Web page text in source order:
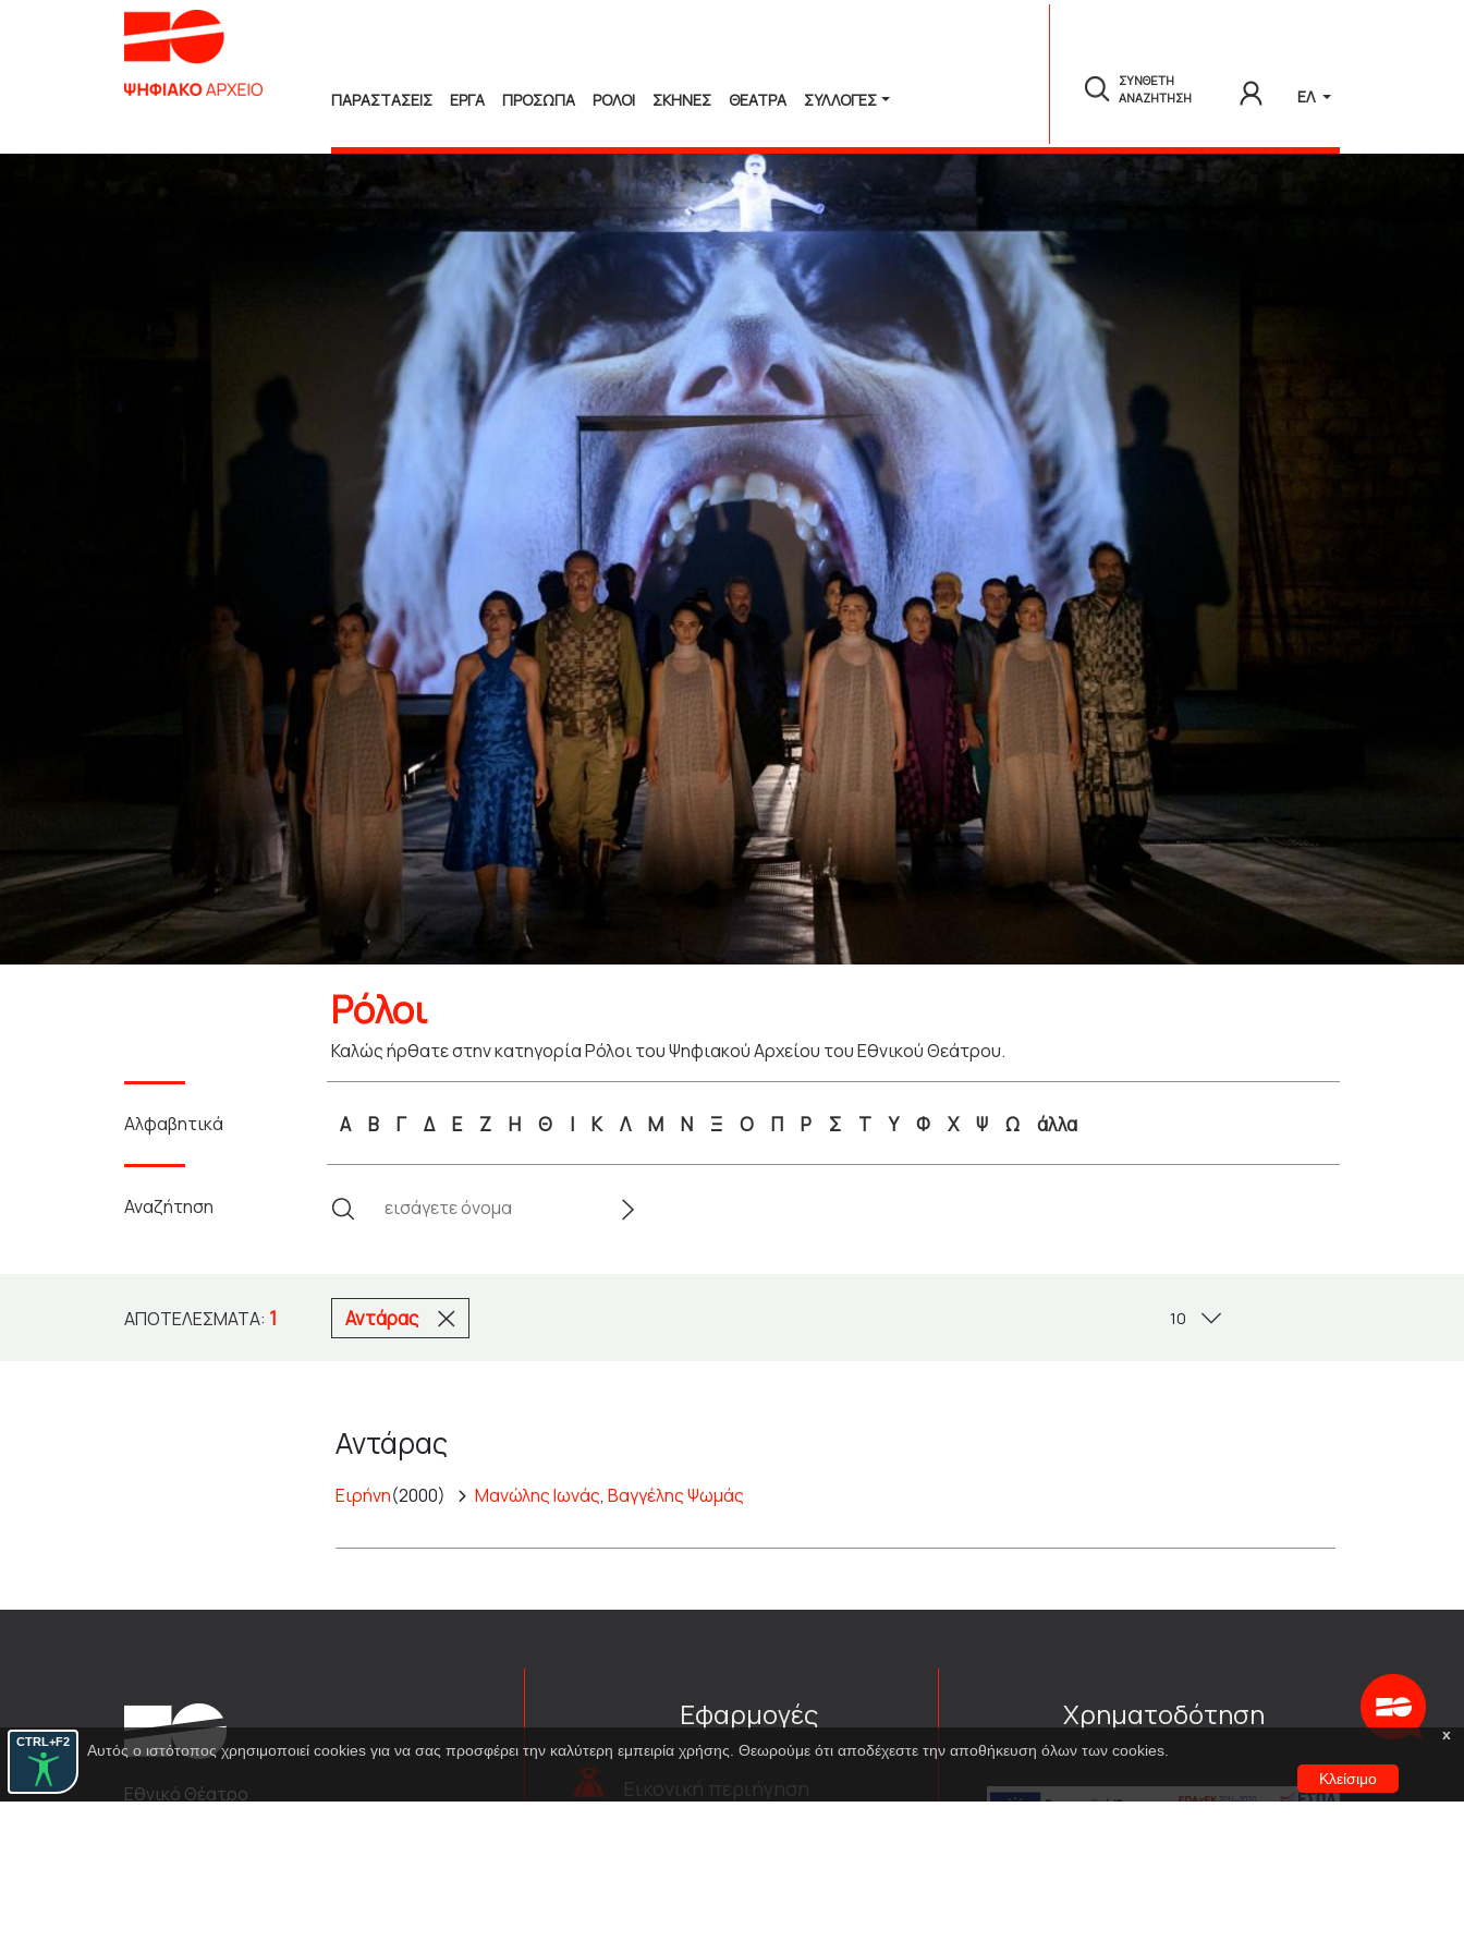
CTRL+F2
ΠΑΡΑΣΤΑΣΕΙΣ ΕΡΓΑ ΠΡΟΣΩΠΑ ΡΟΛΟΙ ΣΚΗΝΕΣ ΘΕΑΤΡΑ ΣΥΛΛΟΓΈΣ
ΣΥΝΘΕΤΗ
ΑΝΑΖΗΤΗΣΗ
ΕΛ
Ρόλοι
Καλώς ήρθατε στην κατηγορία Ρόλοι του Ψηφιακού Αρχείου του Εθνικού Θεάτρου.
Αλφαβητικά Α Β Γ Δ Ε Ζ Η Θ Ι Κ Λ Μ Ν Ξ Ο Π Ρ Σ Τ Υ Φ Χ Ψ Ω άλλα
Αναζήτηση
ΑΠΟΤΕΛΈΣΜΑΤΑ: 1 Αντάρας
Αντάρας
Ειρήνη(2000) Μανώλης Ιωνάς, Βαγγέλης Ψωμάς
x
Αυτός ο ιστότοπος χρησιμοποιεί cookies για να σας προσφέρει την καλύτερη εμπειρία χρήσης. Θεωρούμε ότι αποδέχεστε την αποθήκευση όλων των cookies.
Κλείσιμο
Εθνικό Θέατρο
Εφαρμογές
Εικονική περιήγηση
Χρηματοδότηση